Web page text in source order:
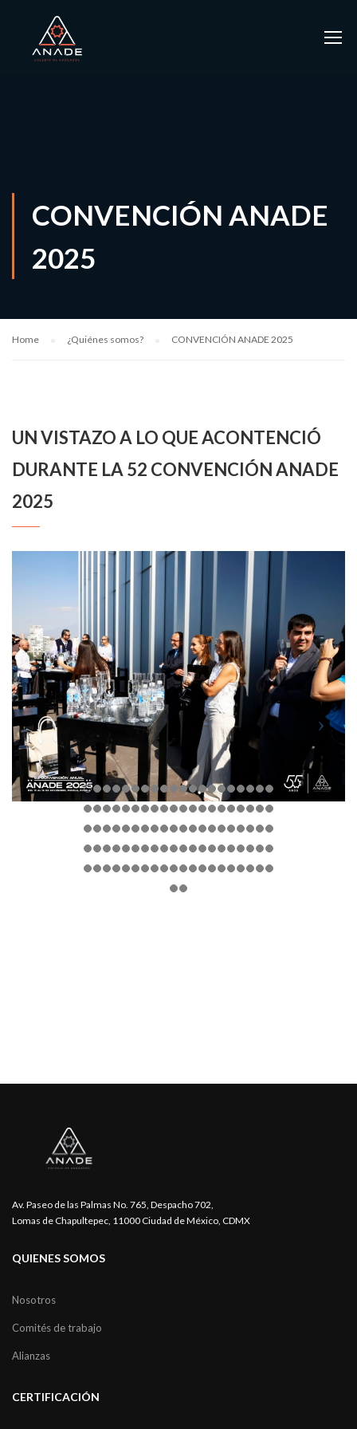
CONVENCIÓN ANADE
2025
Home ¿Quiénes somos? CONVENCIÓN ANADE 2025
UN VISTAZO A LO QUE ACONTENCIÓ
DURANTE LA 52 CONVENCIÓN ANADE
2025
Av. Paseo de las Palmas No. 765, Despacho 702,
Lomas de Chapultepec, 11000 Ciudad de México, CDMX
QUIENES SOMOS
Nosotros
Comités de trabajo
Alianzas
CERTIFICACIÓN